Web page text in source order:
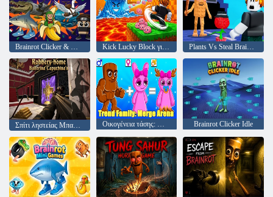
Οικογένεια τάσης: Merge Arena Brainrot Clicker Idle